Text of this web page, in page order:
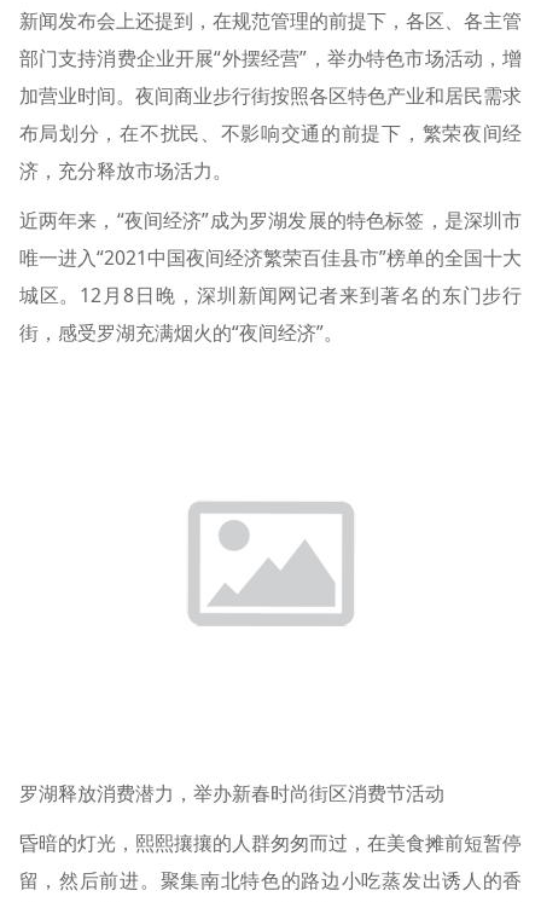
新闻发布会上还提到，在规范管理的前提下，各区、各主管
部门支持消费企业开展“外摆经营”，举办特色市场活动，增
加营业时间。夜间商业步行街按照各区特色产业和居民需求
布局划分，在不扰民、不影响交通的前提下，繁荣夜间经
济，充分释放市场活力。
近两年来，“夜间经济”成为罗湖发展的特色标签，是深圳市
唯一进入“2021中国夜间经济繁荣百佳县市”榜单的全国十大
城区。12月8日晚，深圳新闻网记者来到著名的东门步行
街，感受罗湖充满烟火的“夜间经济”。
罗湖释放消费潜力，举办新春时尚街区消费节活动
昏暗的灯光，熙熙攘攘的人群匆匆而过，在美食摊前短暂停
留，然后前进。聚集南北特色的路边小吃蒸发出诱人的香